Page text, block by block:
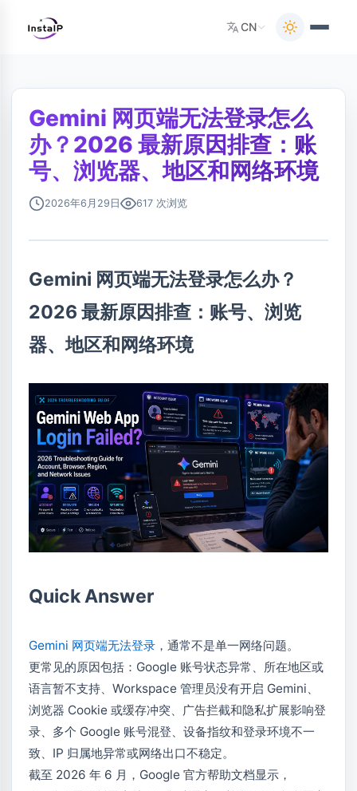
CN
Gemini 网页端无法登录怎么
办？2026 最新原因排查：账
号、浏览器、地区和网络环境
2026年6月29日 617 次浏览
Gemini 网页端无法登录怎么办？
2026 最新原因排查：账号、浏览
器、地区和网络环境
Quick Answer
Gemini 网页端无法登录 ，通常不是单一网络问题。
更常见的原因包括：Google 账号状态异常、所在地区或
语言暂不支持、Workspace 管理员没有开启 Gemini、
浏览器 Cookie 或缓存冲突、广告拦截和隐私扩展影响登
录、多个 Google 账号混登、设备指纹和登录环境不一
致、IP 归属地异常或网络出口不稳定。
截至 2026 年 6 月，Google 官方帮助文档显示，